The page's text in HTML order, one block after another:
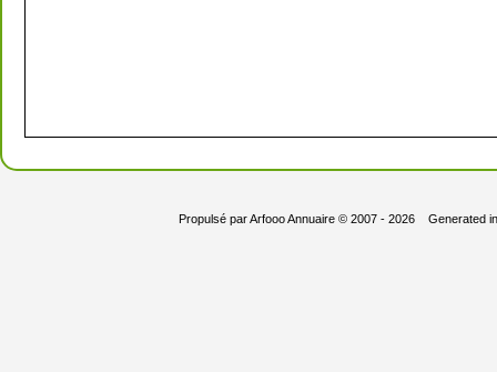
Propulsé parArfooo Annuaire© 2007 - 2026 Generated